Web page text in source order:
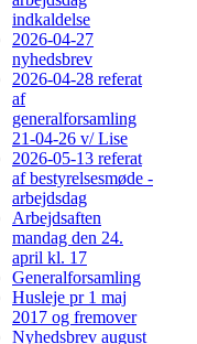
indkaldelse
2026-04-27
nyhedsbrev
2026-04-28 referat
af
generalforsamling
21-04-26 v/ Lise
2026-05-13 referat
af bestyrelsesmøde -
arbejdsdag
Arbejdsaften
mandag den 24.
april kl. 17
Generalforsamling
Husleje pr 1 maj
2017 og fremover
Nyhedsbrev august